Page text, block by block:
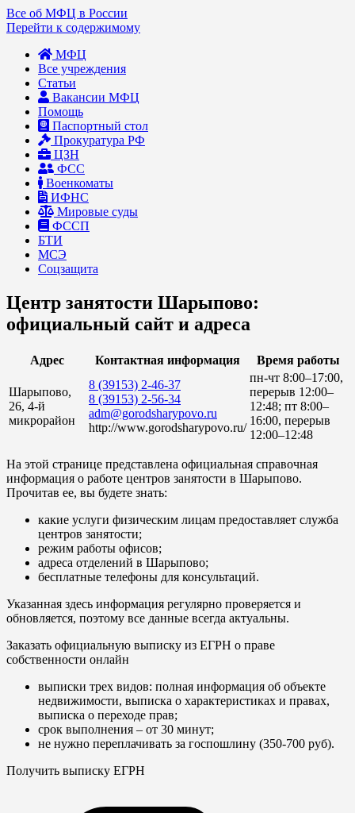
Все об МФЦ в России
Перейти к содержимому
МФЦ
Все учреждения
Статьи
Вакансии МФЦ
Помощь
Паспортный стол
Прокуратура РФ
ЦЗН
ФСС
Военкоматы
ИФНС
Мировые суды
ФССП
БТИ
МСЭ
Соцзащита
Центр занятости Шарыпово:
официальный сайт и адреса
Адрес Контактная информация Время работы
Шарыпово,
26, 4-й
микрорайон
8 (39153) 2-46-37
8 (39153) 2-56-34
adm@gorodsharypovo.ru
http://www.gorodsharypovo.ru/
пн-чт 8:00–17:00,
перерыв 12:00–
12:48; пт 8:00–
16:00, перерыв
12:00–12:48
На этой странице представлена официальная справочная
информация о работе центров занятости в Шарыпово.
Прочитав ее, вы будете знать:
какие услуги физическим лицам предоставляет служба
центров занятости;
режим работы офисов;
адреса отделений в Шарыпово;
бесплатные телефоны для консультаций.
Указанная здесь информация регулярно проверяется и
обновляется, поэтому все данные всегда актуальны.
Заказать официальную выписку из ЕГРН о праве
собственности онлайн
выписки трех видов: полная информация об объекте
недвижимости, выписка о характеристиках и правах,
выписка о переходе прав;
срок выполнения – от 30 минут;
не нужно переплачивать за госпошлину (350-700 руб).
Получить выписку ЕГРН